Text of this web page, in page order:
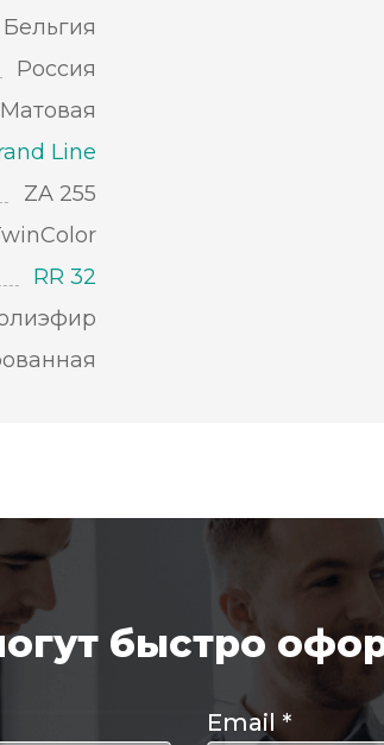
Бельгия
Россия
Матовая
Line
ZA 255
RR 32
быстро
Email *